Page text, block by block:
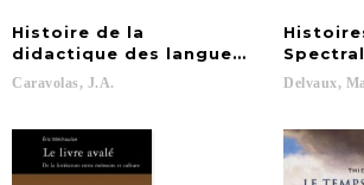
Histoire de la
didactique des langues au siècle
Caravolas, J.A. Delvaux,